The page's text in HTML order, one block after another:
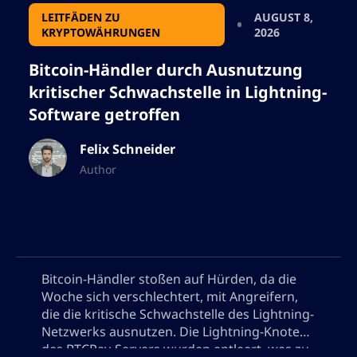
LEITFÄDEN ZU
KRYPTOWÄHRUNGEN
AUGUST 8,
2026
Bitcoin-Händler durch Ausnutzung
kritischer Schwachstelle in Lightning-
Software getroffen
Felix Schneider
Author
Bitcoin-Händler stoßen auf Hürden, da die
Woche sich verschlechtert, mit Angreifern,
die die kritische Schwachstelle des Lightning-
Netzwerks ausnutzen. Die Lightning-Knoten
des BTCPay-Servers wurden entleert, was zu